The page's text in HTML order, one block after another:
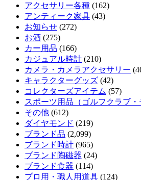
アクセサリー各種 (162)
アンティーク家具 (43)
お知らせ (272)
お酒 (275)
カー用品 (166)
カジュアル時計 (210)
カメラ・カメラアクセサリー
キャラクターグッズ (42)
コレクターズアイテム (57)
スポーツ用品（ゴルフクラブ・
その他 (612)
ダイヤモンド (219)
ブランド品 (2,099)
ブランド時計 (965)
ブランド陶磁器 (24)
ブランド食器 (114)
プロ用・職人用道具 (124)